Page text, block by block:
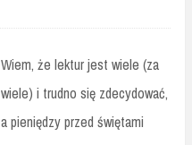
Wiem, że lektur jest wiele (za
wiele) i trudno się zdecydować,
a pieniędzy przed świętami